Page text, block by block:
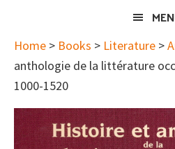
Home > Books > Literature >
anthologie de la littérature
1000-1520